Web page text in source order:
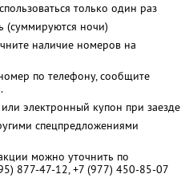
только один раз
(суммируются ночи)
наличие номеров на
по телефону, сообщите
электронный купон при заезде
спецпредложениями
можно уточнить по
877-47-12, +7 (977) 450-85-07